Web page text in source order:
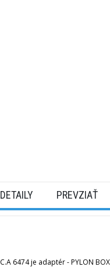
DETAILY PREVZIAŤ
C.A 6474 je adaptér - PYLON